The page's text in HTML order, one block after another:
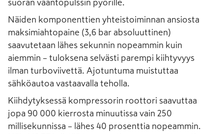
suoran vääntöpulssin pyörille.
Näiden komponenttien yhteistoiminnan ansiosta
maksimiahtopaine (3,6 bar absoluuttinen)
saavutetaan lähes sekunnin nopeammin kuin
aiemmin – tuloksena selvästi parempi kiihtyvyys
ilman turboviivettä. Ajotuntuma muistuttaa
sähköautoa vastaavalla teholla.
Kiihdytyksessä kompressorin roottori saavuttaa
jopa 90 000 kierrosta minuutissa vain 250
millisekunnissa – lähes 40 prosenttia nopeammin.